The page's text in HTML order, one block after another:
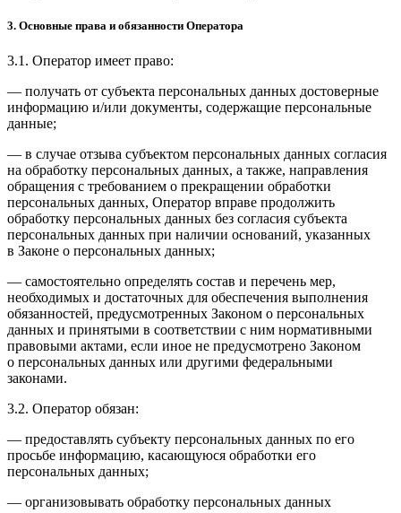
3. Основные права и обязанности Оператора
3.1. Оператор имеет право:
— получать от субъекта персональных данных достоверные
информацию и/или документы, содержащие персональные
данные;
— в случае отзыва субъектом персональных данных согласия
на обработку персональных данных, а также, направления
обращения с требованием о прекращении обработки
персональных данных, Оператор вправе продолжить
обработку персональных данных без согласия субъекта
персональных данных при наличии оснований, указанных
в Законе о персональных данных;
— самостоятельно определять состав и перечень мер,
необходимых и достаточных для обеспечения выполнения
обязанностей, предусмотренных Законом о персональных
данных и принятыми в соответствии с ним нормативными
правовыми актами, если иное не предусмотрено Законом
о персональных данных или другими федеральными
законами.
3.2. Оператор обязан:
— предоставлять субъекту персональных данных по его
просьбе информацию, касающуюся обработки его
персональных данных;
— организовывать обработку персональных данных